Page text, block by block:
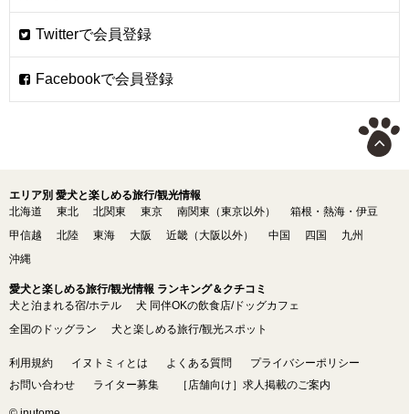
エリア別 愛犬と楽しめる旅行/観光情報
北海道
東北 北関東 東京 南関東（東京以外）
箱根・熱海・伊豆
甲信越
北陸 東海 大阪 近畿（大阪以外） 中国 四国
九州
沖縄
愛犬と楽しめる旅行/観光情報 ランキング＆クチコミ
犬と泊まれる宿/ホテル
犬 同伴OKの飲食店/ドッグカフェ
全国のドッグラン
犬と楽しめる旅行/観光スポット
利用規約 イヌトミィとは よくある質問
プライバシーポリシー
お問い合わせ
ライター募集 ［店舗向け］求人掲載のご案内